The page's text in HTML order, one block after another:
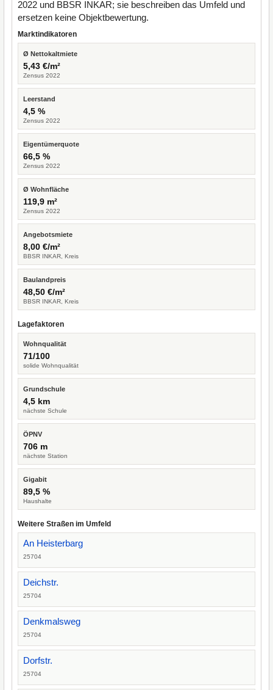
2022 und BBSR INKAR; sie beschreiben das Umfeld und
ersetzen keine Objektbewertung.
Marktindikatoren
Ø Nettokaltmiete
5,43 €/m²
Zensus 2022
Leerstand
4,5 %
Zensus 2022
Eigentümerquote
66,5 %
Zensus 2022
Ø Wohnfläche
119,9 m²
Zensus 2022
Angebotsmiete
8,00 €/m²
BBSR INKAR, Kreis
Baulandpreis
48,50 €/m²
BBSR INKAR, Kreis
Lagefaktoren
Wohnqualität
71/100
solide Wohnqualität
Grundschule
4,5 km
nächste Schule
ÖPNV
706 m
nächste Station
Gigabit
89,5 %
Haushalte
Weitere Straßen im Umfeld
An Heisterbarg
25704
Deichstr.
25704
Denkmalsweg
25704
Dorfstr.
25704